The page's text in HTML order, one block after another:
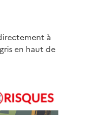
à
en haut de